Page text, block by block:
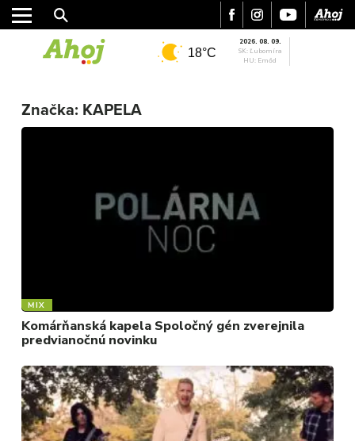
ŠPORT
KULTÚRA
FOTKY
18°C
2026. 08. 09.
SK: Ľubomíra
HU: Emőd
Značka: KAPELA
MIX
Komárňanská kapela Spoločný gén zverejnila
predvianočnú novinku